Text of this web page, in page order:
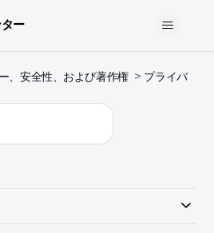
ー
、安全性、および著作権
プライバ